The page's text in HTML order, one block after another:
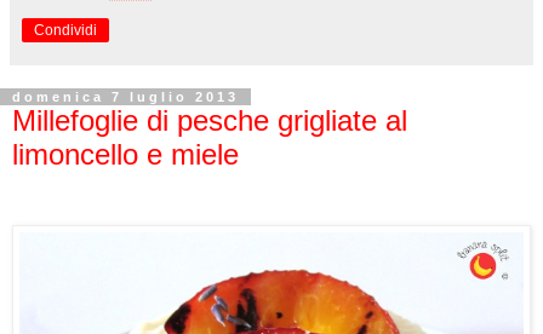
Condividi
domenica 7 luglio 2013
Millefoglie di pesche grigliate al
limoncello e miele